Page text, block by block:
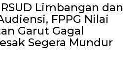
Limbangan dan
FPPG Nilai
Garut Gagal
Segera Mundur